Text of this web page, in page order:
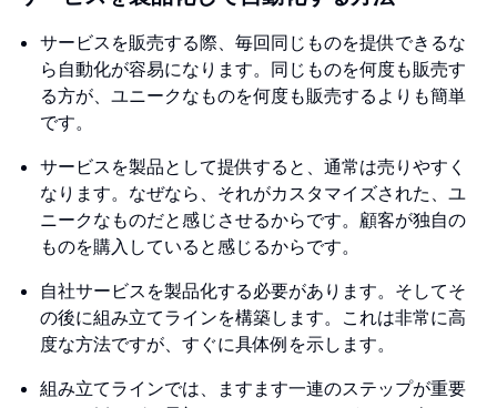
サービスを販売する際、毎回同じものを提供できるな
ら自動化が容易になります。同じものを何度も販売す
る方が、ユニークなものを何度も販売するよりも簡単
です。
サービスを製品として提供すると、通常は売りやすく
なります。なぜなら、それがカスタマイズされた、ユ
ニークなものだと感じさせるからです。顧客が独自の
ものを購入していると感じるからです。
自社サービスを製品化する必要があります。そしてそ
の後に組み立てラインを構築します。これは非常に高
度な方法ですが、すぐに具体例を示します。
組み立てラインでは、ますます一連のステップが重要